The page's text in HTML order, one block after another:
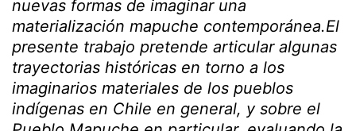
nuevas formas de imaginar una
materialización mapuche contemporánea.El
presente trabajo pretende articular algunas
trayectorias históricas en torno a los
imaginarios materiales de los pueblos
indígenas en Chile en general, y sobre el